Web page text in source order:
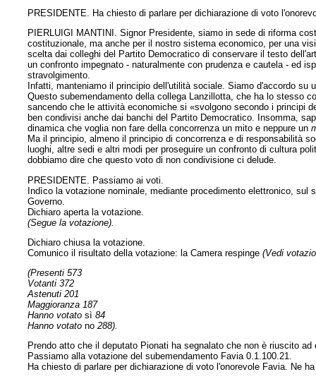
PRESIDENTE. Ha chiesto di parlare per dichiarazione di voto
PIERLUIGI MANTINI. Signor Presidente, siamo in sede di riforma
costituzionale, ma anche per il nostro sistema economico, per una
scelta dai colleghi del Partito Democratico di conservare il testo
un confronto impegnato - naturalmente con prudenza e cautela - ed
stravolgimento.
Infatti, manteniamo il principio dell'utilità sociale. Siamo d'accordo
Questo subemendamento della collega Lanzillotta, che ha lo stesso
sancendo che le attività economiche si «svolgono secondo i principi
ben condivisi anche dai banchi del Partito Democratico. Insomma,
dinamica che voglia non fare della concorrenza un mito e neppure un
Ma il principio, almeno il principio di concorrenza e di responsabilità
luoghi, altre sedi e altri modi per proseguire un confronto di cultura
dobbiamo dire che questo voto di non condivisione ci delude.
PRESIDENTE. Passiamo ai voti.
Indìco la votazione nominale, mediante procedimento elettronico,
Governo.
Dichiaro aperta la votazione.
(Segue la votazione).
Dichiaro chiusa la votazione.
Comunico il risultato della votazione: la Camera respinge(Vedi
(Presenti 573
Votanti 372
Astenuti 201
Maggioranza 187
Hanno votato sì84
Hanno votato no288).
Prendo atto che il deputato Pionati ha segnalato che non è riuscito
Passiamo alla votazione del subemendamento Favia 0.1.100.21.
Ha chiesto di parlare per dichiarazione di voto l'onorevole Favia. Ne